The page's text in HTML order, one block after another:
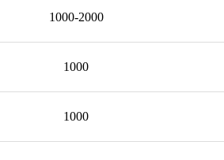
1000-2000
1000
1000